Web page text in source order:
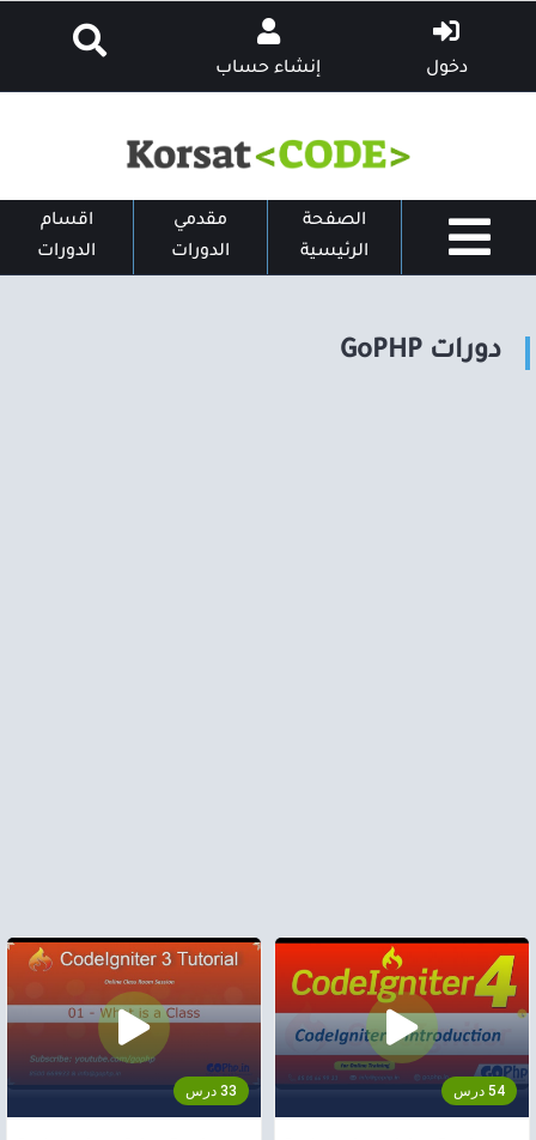
دخول إنشاء حساب
الصفحة
الرئيسية
مقدمي
الدورات
اقسام
الدورات
دورات GoPHP
54 درس 33 درس